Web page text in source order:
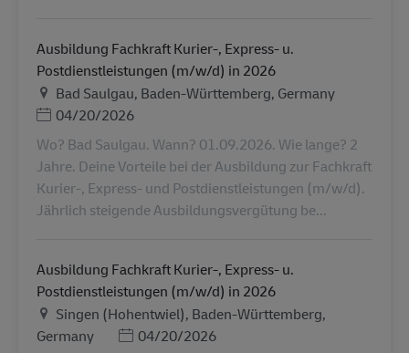
Ausbildung Fachkraft Kurier-, Express- u.
Postdienstleistungen (m/w/d) in 2026
Ubicación
Bad Saulgau, Baden-Württemberg, Germany
Posted Date
04/20/2026
Wo? Bad Saulgau. Wann? 01.09.2026. Wie lange? 2
Jahre. Deine Vorteile bei der Ausbildung zur Fachkraft
Kurier-, Express- und Postdienstleistungen (m/w/d).
Jährlich steigende Ausbildungsvergütung be...
Ausbildung Fachkraft Kurier-, Express- u.
Postdienstleistungen (m/w/d) in 2026
Ubicación
Singen (Hohentwiel), Baden-Württemberg,
Germany
Posted Date
04/20/2026